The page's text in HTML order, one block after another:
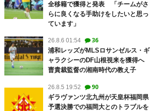
全移籍で獲得と発表 「チームがさ
らに良くなる手助けをしたいと思っ
ています」
26.8.6 01:54 36
浦和レッズがMLSロサンゼルス・ギ
ャラクシーのDF山根視来を獲得へ
曺貴裁監督の湘南時代の教え子
26.8.5 19:52 90
ギラヴァンツ北九州が天皇杯福岡県
予選決勝での福岡大とのトラブルを